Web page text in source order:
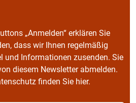
„Anmelden“ erklären Sie
dass wir Ihnen regelmäßig
und Informationen zusenden. Sie
diesem Newsletter abmelden.
finden Sie hier.